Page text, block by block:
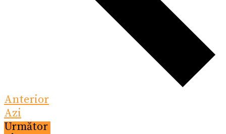
AnteriorEvenimente
Azi
UrmătorEvenimente